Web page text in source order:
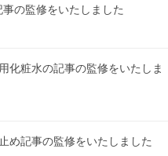
の監修をいたしました
化粧水の記事の監修をいたしま
め記事の監修をいたしました